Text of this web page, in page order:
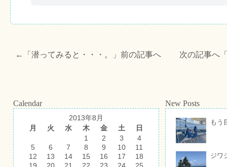
←「 潜ってみると・・・。 」前の記事へ 次の記事へ
Calendar
2013年8月
月
火 水 木 金 土
日
1
2 3
4
5
6 7 8 9 10
11
12
13 14 15 16 17
18
New Posts
もう
ジワ